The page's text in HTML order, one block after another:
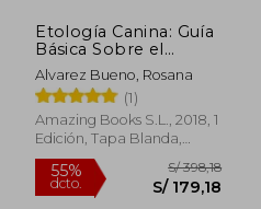
Etología Canina: Guía
Básica Sobre el
Comportamiento del
Perro
Alvarez Bueno, Rosana
(1)
Amazing Books S.L., 2018, 1
Edición, Tapa Blanda,
Nuevo